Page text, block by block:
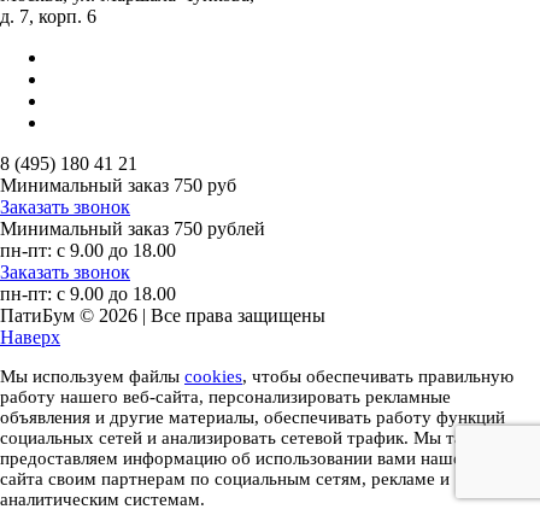
д. 7, корп. 6
8 (495) 180 41 21
Минимальный заказ 750 руб
Заказать звонок
Минимальный заказ 750 рублей
пн-пт: с 9.00 до 18.00
Заказать звонок
пн-пт: с 9.00 до 18.00
ПатиБум © 2026 | Все права защищены
Наверх
Мы используем файлы cookies, чтобы обеспечивать правильную
работу нашего веб-сайта, персонализировать рекламные
объявления и другие материалы, обеспечивать работу функций
социальных сетей и анализировать сетевой трафик. Мы также
предоставляем информацию об использовании вами нашего веб-
сайта своим партнерам по социальным сетям, рекламе и
аналитическим системам.